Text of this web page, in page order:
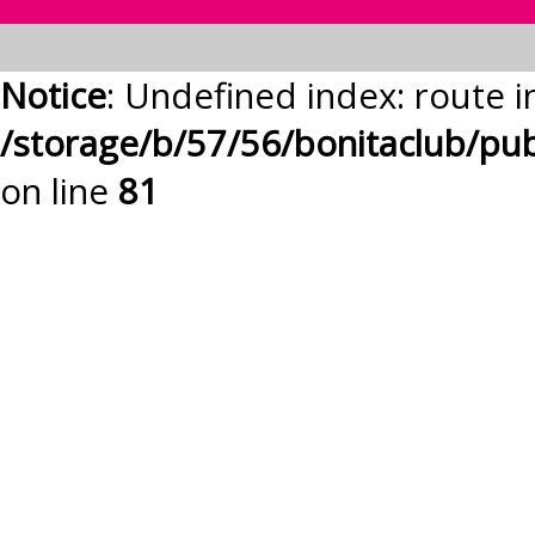
Notice: Undefined index: route
/storage/b/57/56/bonitaclub/
on line 81